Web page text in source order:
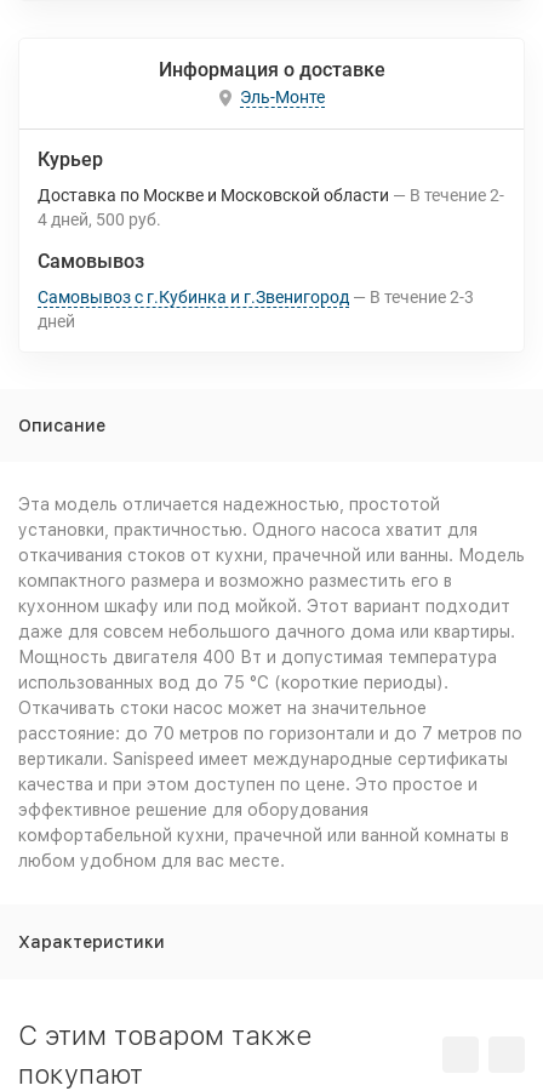
Информация о доставке
Эль-Монте
Курьер
Доставка по Москве и Московской области В течение2-
4 дней 500 руб.
Самовывоз
Самовывоз с г.Кубинка и г.Звенигород В течение2-3
дней
Описание
Эта модель отличается надежностью, простотой
установки, практичностью. Одного насоса хватит для
откачивания стоков от кухни, прачечной или ванны. Модель
компактного размера и возможно разместить его в
кухонном шкафу или под мойкой. Этот вариант подходит
даже для совсем небольшого дачного дома или квартиры.
Мощность двигателя 400 Вт и допустимая температура
использованных вод до 75 °С (короткие периоды).
Откачивать стоки насос может на значительное
расстояние: до 70 метров по горизонтали и до 7 метров по
вертикали. Sanispeed имеет международные сертификаты
качества и при этом доступен по цене. Это простое и
эффективное решение для оборудования
комфортабельной кухни, прачечной или ванной комнаты в
любом удобном для вас месте.
Характеристики
C этим товаром также
покупают